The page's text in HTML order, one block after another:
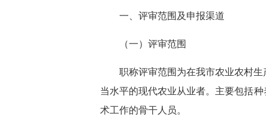
一、评审范围及申报渠道
（一）评审范围
职称评审范围为在我市农业农村
当水平的现代农业从业者。主要包括
术工作的骨干人员。